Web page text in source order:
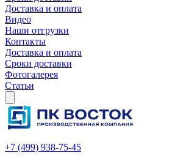
Доставка и оплата
Видео
Наши отгрузки
Контакты
Доставка и оплата
Сроки доставки
Фотогалерея
Статьи
+7 (499) 938-75-45